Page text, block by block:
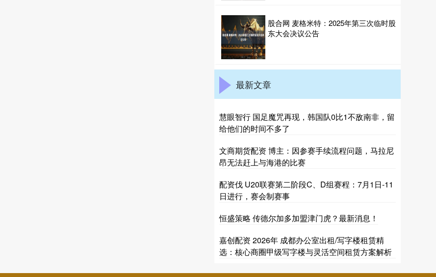
股合网 麦格米特：2025年第三次临时股
东大会决议公告
最新文章
慧眼智行 国足魔咒再现，韩国队0比1不敌南非，留
给他们的时间不多了
文商期货配资 博主：因参赛手续流程问题，马拉尼
昂无法赶上与海港的比赛
配资伐 U20联赛第二阶段C、D组赛程：7月1日-11
日进行，赛会制赛事
恒盛策略 传德尔加多加盟津门虎？最新消息！
嘉创配资 2026年 成都办公室出租/写字楼租赁精
选：核心商圈甲级写字楼与灵活空间租赁方案解析